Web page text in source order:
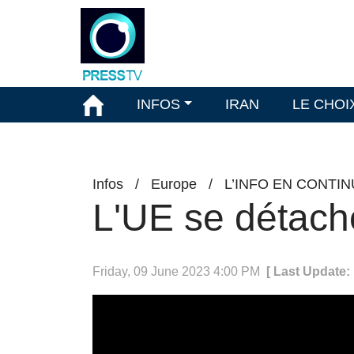
INFOS IRAN LE
Infos / Europe / L’INFO EN
L'UE se
Friday, 09 June 2023 4:00 PM [ Last Update: